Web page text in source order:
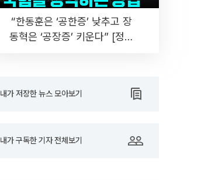
“한동훈은 ‘공한증’ 낮추고 장
동혁은 ‘공장증’ 키운다” [정치
내가 저장한 뉴스 모아보기
내가 구독한 기자 전체보기